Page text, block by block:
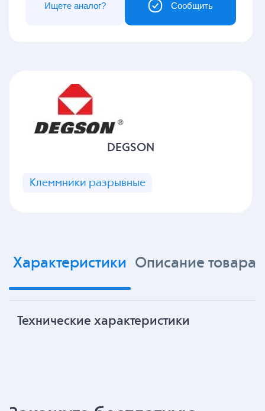
Сообщить
Ищете аналог?
DEGSON
Клеммники разрывные
Характеристики Описание товара
Технические характеристики